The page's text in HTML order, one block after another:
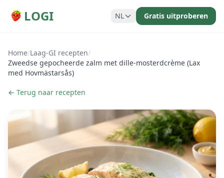
LOGI NL Gratis uitproberen
Home/Laag-GI recepten/
Zweedse gepocheerde zalm met dille-mosterdcrème (Lax
med Hovmästarsås)
← Terug naar recepten